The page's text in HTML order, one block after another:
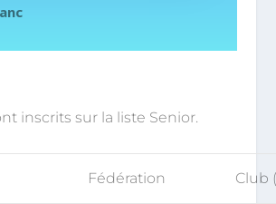
inscrits sur la liste Senior.
Fédération Club